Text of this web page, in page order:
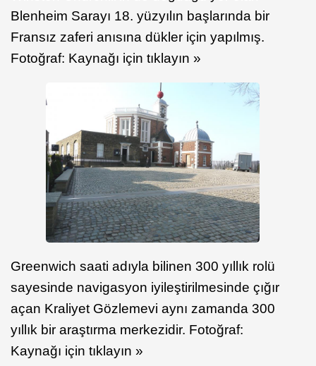
Blenheim Sarayı 18. yüzyılın başlarında bir
Fransız zaferi anısına dükler için yapılmış.
Fotoğraf: Kaynağı için tıklayın »
Greenwich saati adıyla bilinen 300 yıllık rolü
sayesinde navigasyon iyileştirilmesinde çığır
açan Kraliyet Gözlemevi aynı zamanda 300
yıllık bir araştırma merkezidir. Fotoğraf:
Kaynağı için tıklayın »